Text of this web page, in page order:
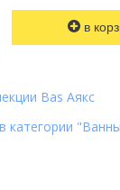
в
Bas Аякс
категории